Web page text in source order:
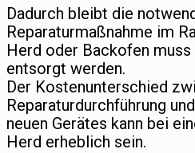
Dadurch bleibt die
Reparaturmaßnahme im
Herd oder Backofen muss
entsorgt werden.
Der Kostenunterschied
Reparaturdurchführung
neuen Gerätes kann bei
Herd erheblich sein.